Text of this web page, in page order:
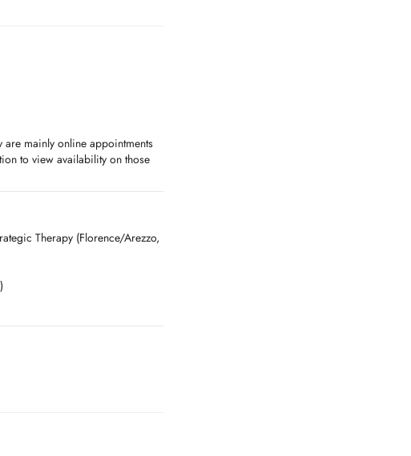
are mainly online appointments
to view availability on those
Therapy (Florence/Arezzo,